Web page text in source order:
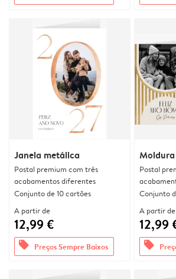
Janela metálica
Postal premium com três
acabamentos diferentes
Conjunto de 10 cartões
A partir de
12,99 €
offers Preços Sempre Baixos
Postal
Conjunto
A partir de
12,99
offers